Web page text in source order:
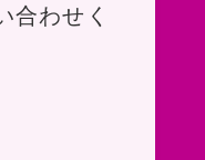
合わせく